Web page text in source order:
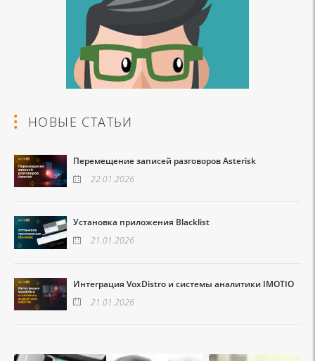
НОВЫЕ СТАТЬИ
Перемещение записей разговоров Asterisk
22.01.2026
Установка приложения Blacklist
21.01.2026
Интеграция VoxDistro и системы аналитики IMOTIO
21.01.2026